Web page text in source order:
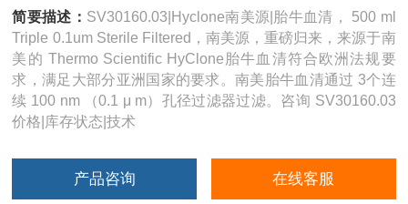
简要描述： SV30160.03|Hyclone南美源|胎牛血清， 500 ml
Triple 0.1um Sterile Filtered，南美源，重磅归来，来源于南
美的 Thermo Scientific HyClone胎牛血清符合欧洲法规要
求，满足大部分亚洲国家的要求。南美胎牛血清通过 3个连
续 100 nm （0.1 μ m）孔径过滤器过滤。咨询 SV30160.03
价格|库存状态|技术
产品咨询 在线客服